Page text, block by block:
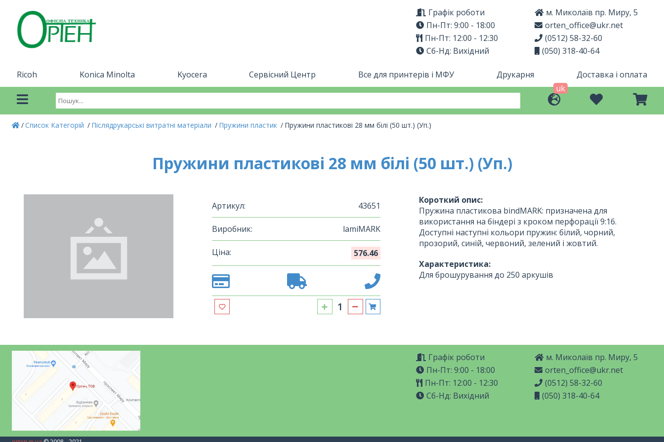
Графік роботи
Пн-Пт: 9:00 - 18:00
Пн-Пт: 12:00 - 12:30
Сб-Нд: Вихідний
м. Миколаїв пр. Миру, 5
orten_office@ukr.net
(0512) 58-32-60
(050) 318-40-64
Ricoh Konica Minolta Kyocera Сервісний Центр Все для принтерів і МФУ Друкарня
Доставка і оплата
uk
Список Категорій Післядрукарські витратні матеріали Пружини пластик Пружини пластикові 28 мм білі (50 шт.) (Уп.)
Пружини пластикові 28 мм білі (50 шт.) (Уп.)
Артикул: 43651
Виробник: lamiMARK
Ціна: 576.46
Короткий опис:
Пружина пластикова bindMARK: призначена для
використання на біндері з кроком перфорації 9:16.
Доступні наступні кольори пружин: білий, чорний,
прозорий, синій, червоний, зелений і жовтий.
Характеристика:
Для брошурування до 250 аркушів
Графік роботи
Пн-Пт: 9:00 - 18:00
Пн-Пт: 12:00 - 12:30
Сб-Нд: Вихідний
м. Миколаїв пр. Миру, 5
orten_office@ukr.net
(0512) 58-32-60
(050) 318-40-64